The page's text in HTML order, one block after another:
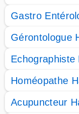
Gastro
Gérontologue
Echographiste
Homéopathe
Acupuncteur